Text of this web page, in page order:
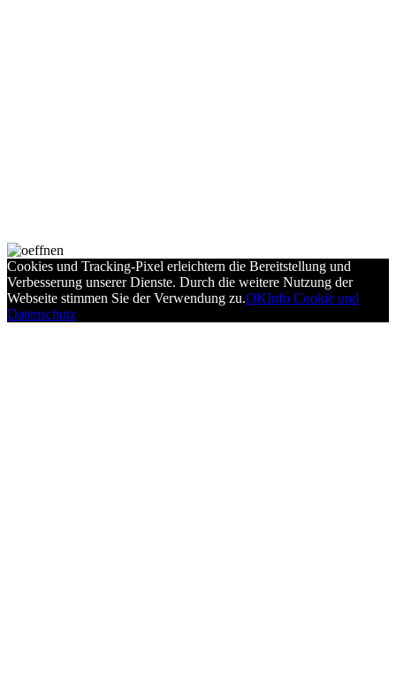
Cookies und Tracking-Pixel erleichtern die Bereitstellung und
Verbesserung unserer Dienste. Durch die weitere Nutzung der
Webseite stimmen Sie der Verwendung zu.OKInfo Cookie und
Datenschutz